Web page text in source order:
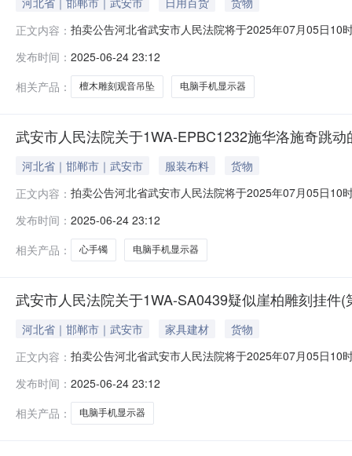
正文内容： 拍卖公告河北省武安市人民法院将于2025年07月05日10
示页中的市场价仅为平台默认填写，不能作为实际市场
图片
发布时间： 2025-06-24 23:12
相关产品：
檀木雕刻观音吊坠 电脑手机显示器
武安市人民法院关于1WA-EPBC1232施华洛施奇跳
河北省｜邯郸市｜武安市 服装布料
货物
正文内容： 拍卖公告河北省武安市人民法院将于2025年07月05日10
示页中的市场价仅为平台默认填写，不能作为实际市场
图片
发布时间： 2025-06-24 23:12
相关产品：
心手镯 电脑手机显示器
武安市人民法院关于1WA-SA0439疑似崖柏雕刻挂件
河北省｜邯郸市｜武安市 家具建材
货物
正文内容： 拍卖公告河北省武安市人民法院将于2025年07月05日10
示页中的市场价仅为平台默认填写，不能作为实际市场
图片
发布时间： 2025-06-24 23:12
相关产品：
电脑手机显示器